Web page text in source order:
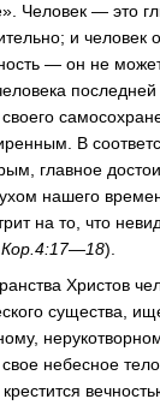
Человек — это
и человек
— он не
В
главное
нашего
на то, что
Кор.4:17—18).
Христов
существа,
небесное